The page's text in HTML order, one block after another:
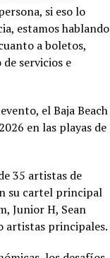
si eso lo
estamos hablando
a boletos,
servicios e
el Baja Beach
en las playas de
35 artistas de
su cartel principal
Junior H, Sean
artistas principales.